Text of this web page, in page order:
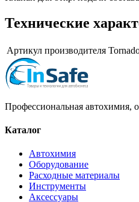
Технические
Артикул производителя
Профессиональная автохимия,
Каталог
Автохимия
Оборудование
Расходные материалы
Инструменты
Аксессуары